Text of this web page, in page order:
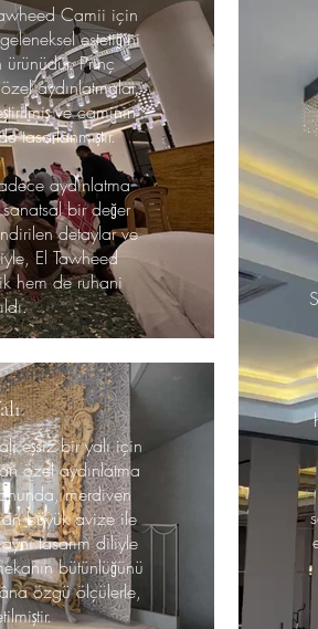
Camii için
estetiğini
ürünüdür. Prinç
aydınlatmalar,
ve caminin
tasarlanmıştır.
aydınlatma
bir değer
detaylar ve
El Tawheed
hem de ruhani
eşsiz bir yalı için
özel aydınlatma
merdiven
büyük avize ile
tasarım diliyle
bütünlüğünü
özgü ölçülerle,